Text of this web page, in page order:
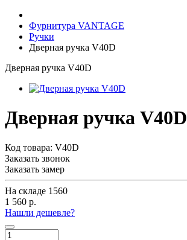
Фурнитура VANTAGE
Ручки
Дверная ручка V40D
Дверная ручка V40D
Дверная ручка V40D
Код товара: V40D
Заказать звонок
Заказать замер
На складе 1560
1 560 р.
Нашли дешевле?